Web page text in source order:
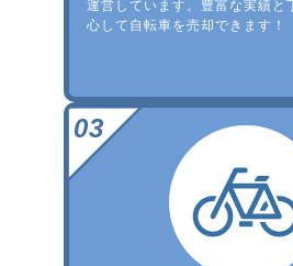
運営しています。豊富な実績と
心して自転車を売却できます！